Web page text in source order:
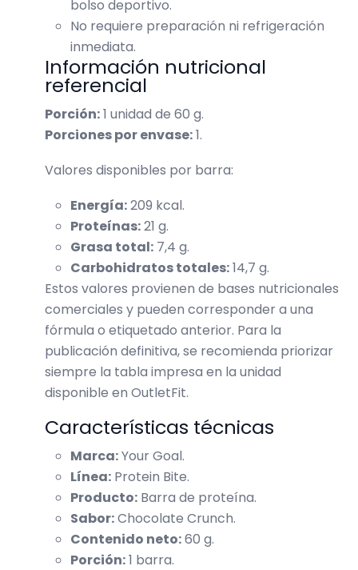
bolso deportivo.
No requiere preparación ni refrigeración
inmediata.
Información nutricional
referencial
Porción:1 unidad de 60 g.
Porciones por envase:1.
Valores disponibles por barra:
Energía:209 kcal.
Proteínas:21 g.
Grasa total: 7,4 g.
Carbohidratos totales:14,7 g.
Estos valores provienen de bases nutricionales
comerciales y pueden corresponder a una
fórmula o etiquetado anterior. Para la
publicación definitiva, se recomienda priorizar
siempre la tabla impresa en la unidad
disponible en OutletFit.
Características técnicas
Marca:Your Goal.
Línea: Protein Bite.
Producto: Barra de proteína.
Sabor:Chocolate Crunch.
Contenido neto:60 g.
Porción:1 barra.